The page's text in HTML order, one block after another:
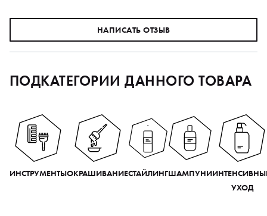
НАПИСАТЬ ОТЗЫВ
ПОДКАТЕГОРИИ ДАННОГО ТОВАРА
ИНСТРУМЕНТЫОКРАШИВАНИЕСТАЙЛИНГШАМПУНИ
УХОД